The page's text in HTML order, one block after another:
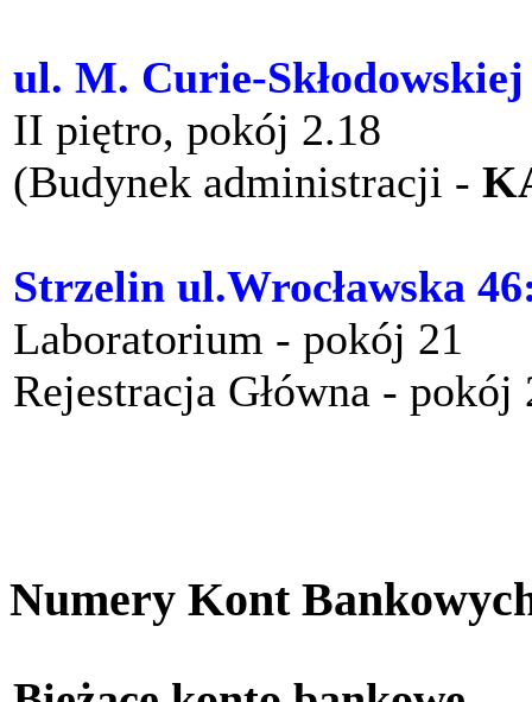
ul. M. Curie-Skłodowskiej
II piętro, pokój 2.18
(Budynek administracji -
Strzelin ul.Wrocławska
Laboratorium - pokój 21
Rejestracja Główna -
Numery Kont